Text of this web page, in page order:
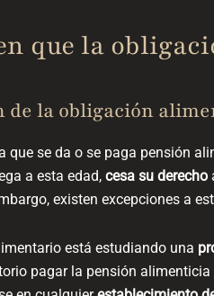
que la
la obligación
que se da o se paga pensión
a esta edad, cesa su derecho
existen excepciones a
está estudiando una
pagar la pensión